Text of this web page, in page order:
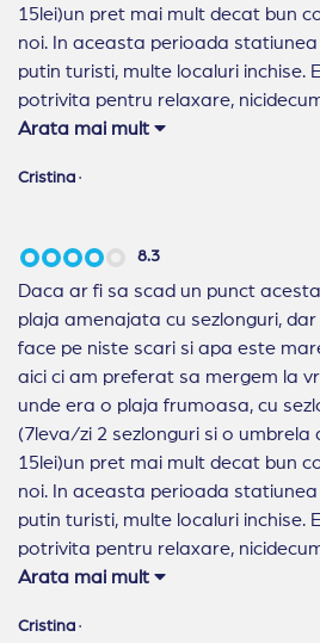
15lei)un pret mai mult decat bun
noi. In aceasta perioada
putin turisti, multe localuri inchise.
potrivita pentru relaxare,
petreceri.Privelistea de sus, de pe
Arata mai mult
Cristina ·
8.3
Daca ar fi sa scad un punct
plaja amenajata cu sezlonguri,
face pe niste scari si apa este
aici ci am preferat sa mergem la
unde era o plaja frumoasa, cu
(7leva/zi 2 sezlonguri si o umbrela
15lei)un pret mai mult decat bun
noi. In aceasta perioada
putin turisti, multe localuri inchise.
potrivita pentru relaxare,
petreceri.Privelistea de sus, de pe
Arata mai mult
Cristina ·